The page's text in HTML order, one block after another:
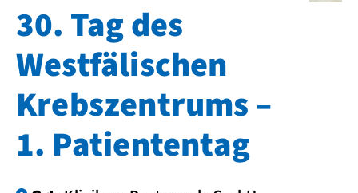
30. Tag des
Westfälischen
Krebszentrums –
1. Patiententag